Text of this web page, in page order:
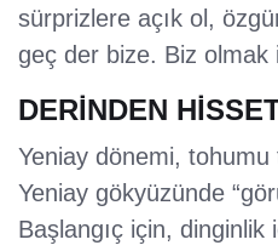
sürprizlere açık ol,
geç der bize. Biz olmak
DERİNDEN
Yeniay dönemi, tohumu
Yeniay gökyüzünde
Başlangıç için,